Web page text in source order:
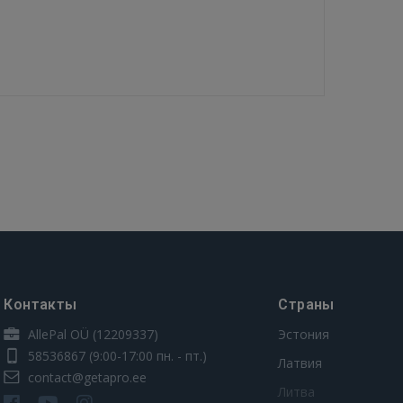
Контакты
AllePal OÜ (12209337)
58536867 (9:00-17:00 пн. - пт.)
contact@getapro.ee
Страны
Эстония
Латвия
Литва